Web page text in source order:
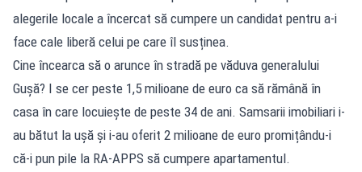
alegerile locale a încercat să cumpere un candidat pentru a-i
face cale liberă celui pe care îl susținea.
Cine încearca să o arunce în stradă pe văduva generalului
Gușă? I se cer peste 1,5 milioane de euro ca să rămână în
casa în care locuiește de peste 34 de ani. Samsarii imobiliari i-
au bătut la ușă și i-au oferit 2 milioane de euro promițându-i
că-i pun pile la RA-APPS să cumpere apartamentul.